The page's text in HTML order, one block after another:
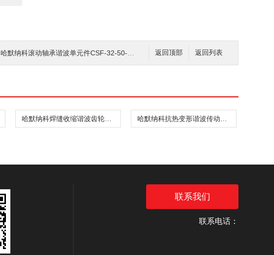
返回列表
返回顶部
哈默纳科滚动轴承谐波单元件CSF-32-50-2UH
联系我们
联系电话：